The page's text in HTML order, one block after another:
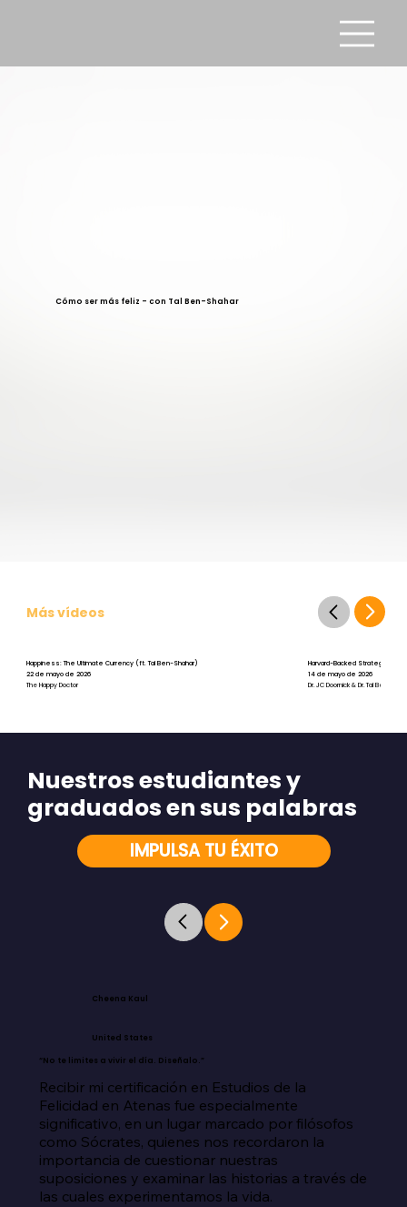
Cómo ser más feliz - con Tal Ben-Shahar
Más vídeos
Happiness: The Ultimate Currency (ft. Tal Ben-Shahar)
22 de mayo de 2026
The Happy Doctor
Harvard-Backed Strategies for
14 de mayo de 2026
Dr. JC Doornick & Dr. Tal Ben-
IMPULSA TU ÉXITO
Nuestros estudiantes y
graduados en sus palabras
Cheena Kaul
United States
“No te limites a vivir el día. Diseñalo.”
Recibir mi certificación en Estudios de la
Felicidad en Atenas fue especialmente
significativo, en un lugar marcado por filósofos
como Sócrates, quienes nos recordaron la
importancia de cuestionar nuestras
suposiciones y examinar las historias a través de
las cuales experimentamos la vida.